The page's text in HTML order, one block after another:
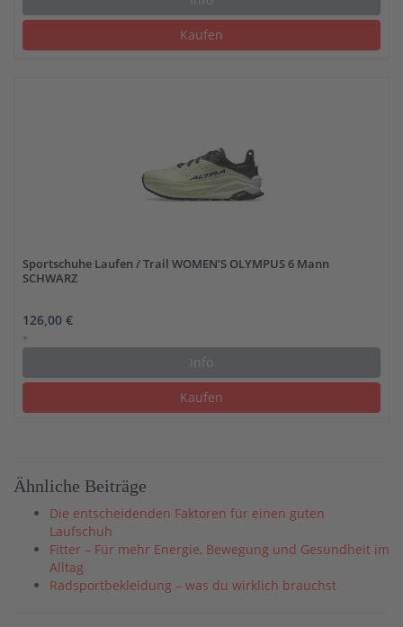
Kaufen
Sportschuhe Laufen / Trail WOMEN’S OLYMPUS 6 Mann
SCHWARZ
126,00 €
*
Info
Kaufen
Ähnliche Beiträge
Die entscheidenden Faktoren für einen guten
Laufschuh
Fitter – Für mehr Energie, Bewegung und Gesundheit im
Alltag
Radsportbekleidung – was du wirklich brauchst